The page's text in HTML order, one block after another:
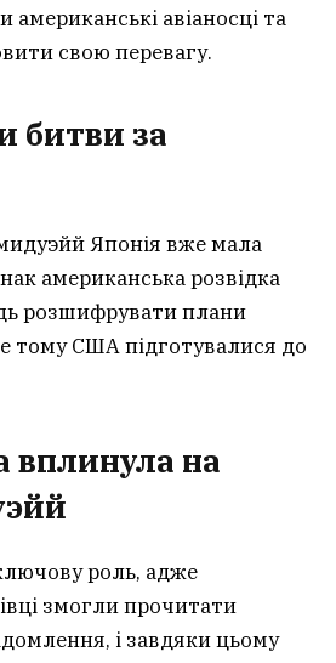
авіаносці та
свою перевагу.
битви за
Японія вже мала
американська розвідка
розшифрувати плани
тому США підготувалися до
вплинула на
й
роль, адже
змогли прочитати
і завдяки цьому